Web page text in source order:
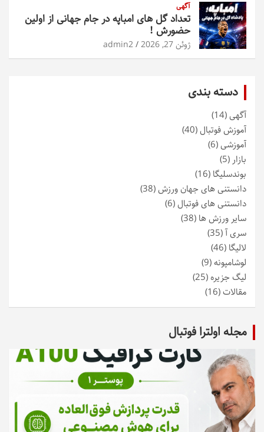
آگهی
تعداد گل های امباپه در جام جهانی از اولین
حضورش !
ژوئن 27, 2026 admin2
دسته بندی
آگهی(14)
آموزش فوتبال(40)
آموزشی(6)
بازار (5)
بوندسلیگا (16)
دانستنی های جهان ورزش(38)
دانستنی های فوتبال(6)
سایر ورزش ها (38)
سری آ(35)
لالیگا (46)
لوشامپونه(9)
لیگ جزیره(25)
مقالات(16)
مجله اولترا فوتبال